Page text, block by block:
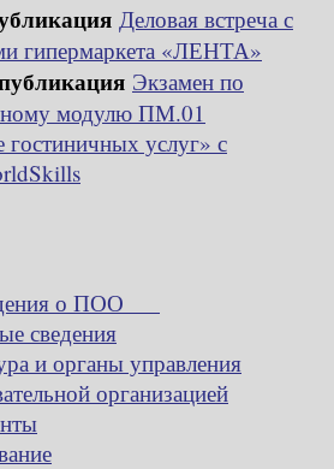
Деловая встреча с
гипермаркета «ЛЕНТА»
Экзамен по
модулю ПМ.01
гостиничных услуг» с
о ПОО
сведения
и органы управления
организацией